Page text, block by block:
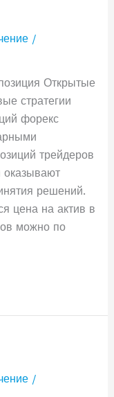
/
Открытые
стратегии
форекс
трейдеров
оказывают
решений.
цена на актив в
можно по
/